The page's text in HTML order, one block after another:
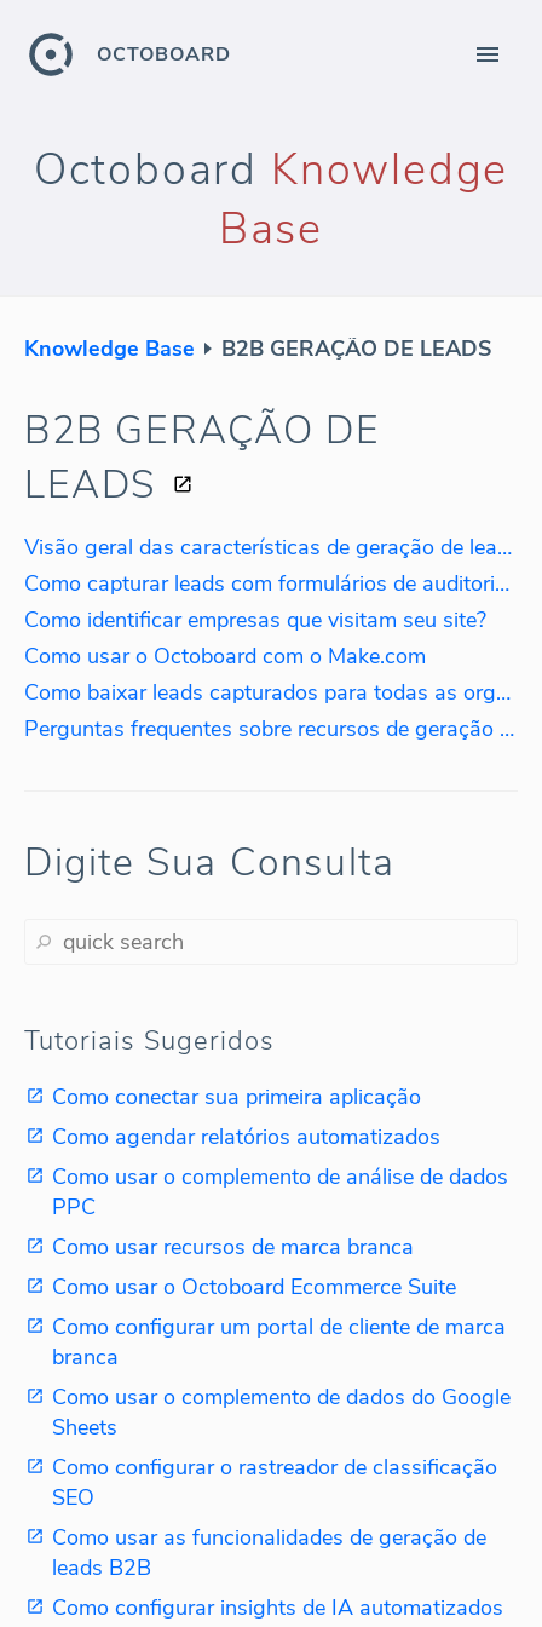
OCTOBOARD
Octoboard Knowledge
Base
Knowledge Base B2B GERAÇÃO DE LEADS
B2B GERAÇÃO DE
LEADS
Visão geral das características de geração de leads B2B
Como capturar leads com formulários de auditoria de SEO
Como identificar empresas que visitam seu site?
Como usar o Octoboard com o Make.com
Como baixar leads capturados para todas as organizações?
Perguntas frequentes sobre recursos de geração de leads?
Digite Sua Consulta
Tutoriais Sugeridos
Como conectar sua primeira aplicação
Como agendar relatórios automatizados
Como usar o complemento de análise de dados
PPC
Como usar recursos de marca branca
Como usar o Octoboard Ecommerce Suite
Como configurar um portal de cliente de marca
branca
Como usar o complemento de dados do Google
Sheets
Como configurar o rastreador de classificação
SEO
Como usar as funcionalidades de geração de
leads B2B
Como configurar insights de IA automatizados